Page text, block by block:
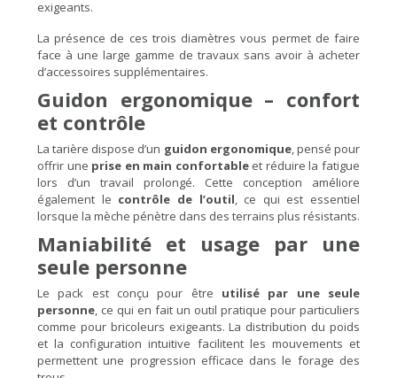
exigeants.
La présence de ces trois diamètres vous permet de faire
face à une large gamme de travaux sans avoir à acheter
d’accessoires supplémentaires.
Guidon ergonomique – confort
et contrôle
La tarière dispose d’un guidon ergonomique, pensé pour
offrir une prise en main confortableet réduire la fatigue
lors d’un travail prolongé. Cette conception améliore
également le contrôle de l’outil, ce qui est essentiel
lorsque la mèche pénètre dans des terrains plus résistants.
Maniabilité et usage par une
seule personne
Le pack est conçu pour être utilisé par une seule
personne, ce qui en fait un outil pratique pour particuliers
comme pour bricoleurs exigeants. La distribution du poids
et la configuration intuitive facilitent les mouvements et
permettent une progression efficace dans le forage des